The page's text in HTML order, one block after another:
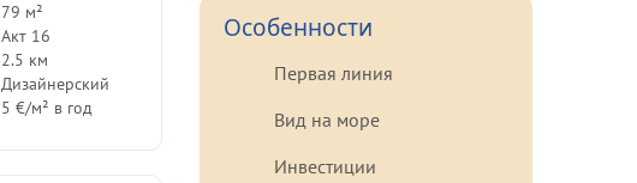
79 м²
Акт 16
2.5 км
Дизайнерский
5 €/м² в год
Особенности
Первая линия
Вид на море
Инвестиции